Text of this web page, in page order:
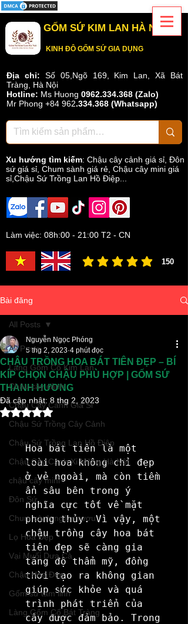
GỐM SỨ KIM LAN HÀ NỘI
KINH ĐÔ GỐM SỨ GIA DỤNG
Địa chỉ: Số 05,Ngõ 169, Kim Lan, Xã Bát
Tràng, Hà Nội
Hotline: Ms Huong 0962.334.368 (Zalo)
Mr Phong +84 962.334.368 (Whatsapp)
Xu hướng tìm kiếm: Chậu cây cảnh giá sỉ Đôn
sứ giá sỉ Chum sành giá rẻ Chậu cây mini giá
sỉ,Chậu Sứ Trồng Lan Hồ Điệp...
Làm việc: 08h:00 - 21:00 T2 - CN
150
đánh giá trung bình là 3 /5,
Bài đăng
All Posts
Làng Gốm Cổ Kim Lan
Chậu cây cảnh
Chậu Cây Cảnh Giá Sỉ
Chậu Sứ Trồng Cây Cảnh
Chậu Sứ Trồng Lan Hồ Điệp
Chậu Cây Cảnh Xi Măng Hà Nội
chậu cây mini
Đôn Sứ
Chum sành ngâm rượu
Lọ Hoa Đẹp
Vại Muối Dưa Cà
Chậu Hoa Đẹp
Gốm sứ tâm linh
Làng Gốm Cổ Bát Tràng
All Posts
CHẬU TRỒNG HOA BÁT TIÊN ĐẸP – BÍ
KÍP CHỌN CHẬU PHÙ HỢP | GỐM SỨ
THANH HƯƠNG
Nguyễn Ngọc Phóng
5 thg 2, 2023 4 phút đọc
Đã cập nhật: 8 thg 2, 2023
Đã xếp hạng NaN/5 sao.
Hoa bát tiên là một
loài hoa không chỉ đẹp
ở vẻ ngoài, mà còn tiềm
ẩn sâu bên trong ý
nghĩa cực tốt về mặt
phong thủy. Vì vậy, một
chậu trồng cây hoa bát
tiên đẹp sẽ càng gia
tăng độ thẩm mỹ, đồng
thời tạo ra không gian
giúp sức khỏe và quá
trình phát triển của
cây được đảm bảo. Trong